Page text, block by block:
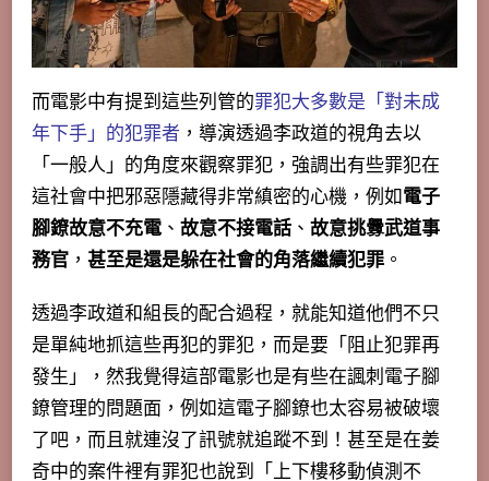
而電影中有提到這些列管的罪犯大多數是「對未成
年下手」的犯罪者 ，導演透過李政道的視角去以
「一般人」的角度來觀察罪犯， 強調出有些罪犯在
這社會中把邪惡隱藏得非常縝密的心機 ，例如電子
腳鐐故意不充電 、 故意不接電話 、 故意挑釁武道事
務官 ， 甚至是還是躲在社會的角落繼續犯罪 。
透過李政道和組長的配合過程， 就能知道他們不只
是單純地抓這些再犯的罪犯，而是要「阻止犯罪再
發生」
，然我覺得這部電影也是有些在諷刺電子腳
鐐管理的問題面，例如這電子腳鐐也太容易被破壞
了吧，而且就連沒了訊號就追蹤不到！甚至是在姜
奇中的案件裡有罪犯也說到「上下樓移動偵測不